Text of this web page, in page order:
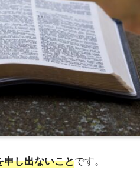
申し出ないことです。